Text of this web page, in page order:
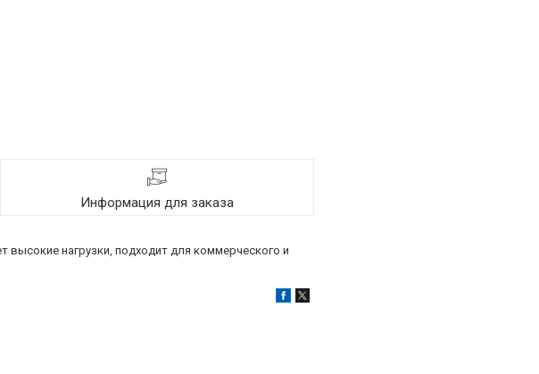
Информация для заказа
нагрузки, подходит для коммерческого и